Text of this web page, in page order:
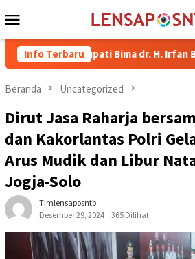
ke
Mobile
Info Terbaru
Bupati Bima dr. H. Irfan Bergabung di
Beranda Uncategorized
Dirut Jasa Raharja
dan Kakorlantas Polri
Arus Mudik dan Libur
Jogja-Solo
Timlensaposntb
Desember 29, 2024
365 Dilihat